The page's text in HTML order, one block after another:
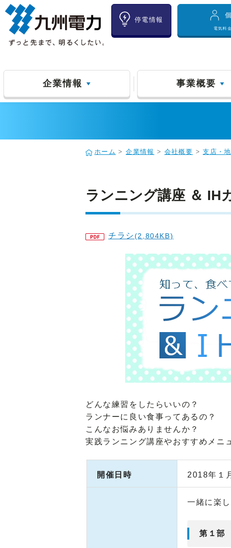
停電情報
電気料
企業情報 事業概要
ホーム >企業情報 > 会社概要 >支店・
ランニング講座 ＆ IH
チラシ(2,804KB)
どんな練習をしたらいいの？
ランナーに良い食事ってあるの？
こんなお悩みありませんか？
実践ランニング講座やおすすめメニ
開催日時 2018年１
一緒に楽
第１部